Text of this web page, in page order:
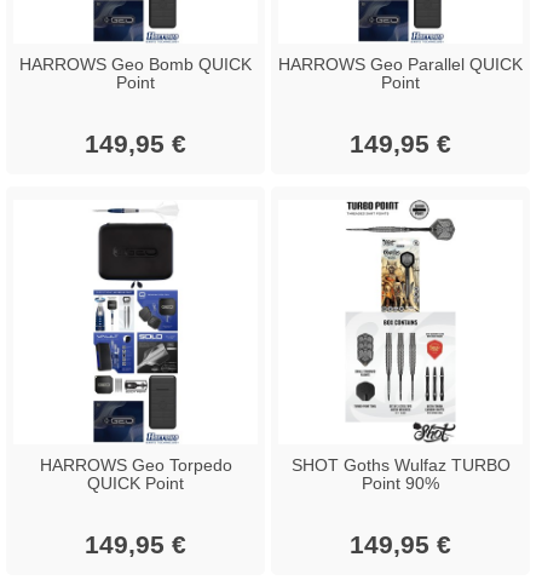
HARROWS Geo Bomb QUICK
Point
149,95 €
HARROWS Geo Parallel QUICK
Point
149,95 €
HARROWS Geo Torpedo
QUICK Point
149,95 €
SHOT Goths Wulfaz TURBO
Point 90%
149,95 €